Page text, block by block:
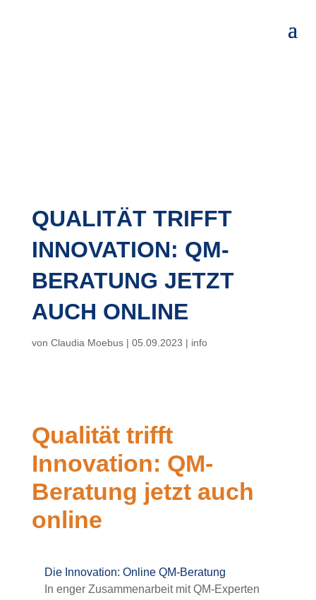
QUALITÄT TRIFFT
INNOVATION: QM-
BERATUNG JETZT
AUCH ONLINE
von Claudia Moebus| 05.09.2023 | info
Qualität trifft
Innovation: QM-
Beratung jetzt auch
online
Die Innovation: Online QM-Beratung
In enger Zusammenarbeit mit QM-Experten